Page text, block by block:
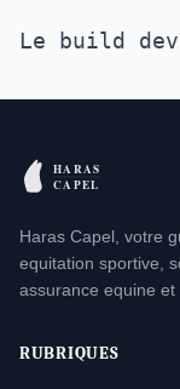
Haras Capel, votre
equitation sportive,
assurance equine et
RUBRIQUES